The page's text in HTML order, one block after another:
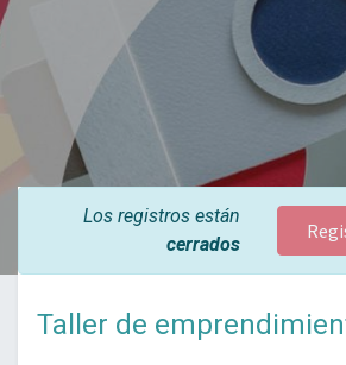
Los registros están
cerrados
Taller de